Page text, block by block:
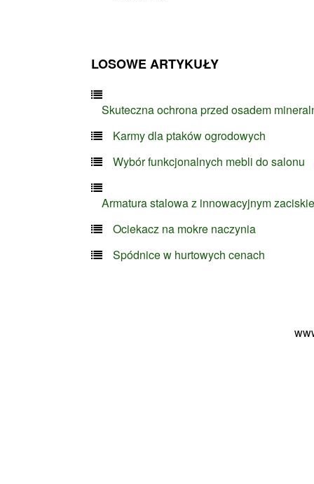
LOSOWE ARTYKUŁY
Skuteczna ochrona przed osadem
Karmy dla ptaków ogrodowych
Wybór funkcjonalnych mebli do salonu
Armatura stalowa z innowacyjnym
Ociekacz na mokre naczynia
Spódnice w hurtowych cenach